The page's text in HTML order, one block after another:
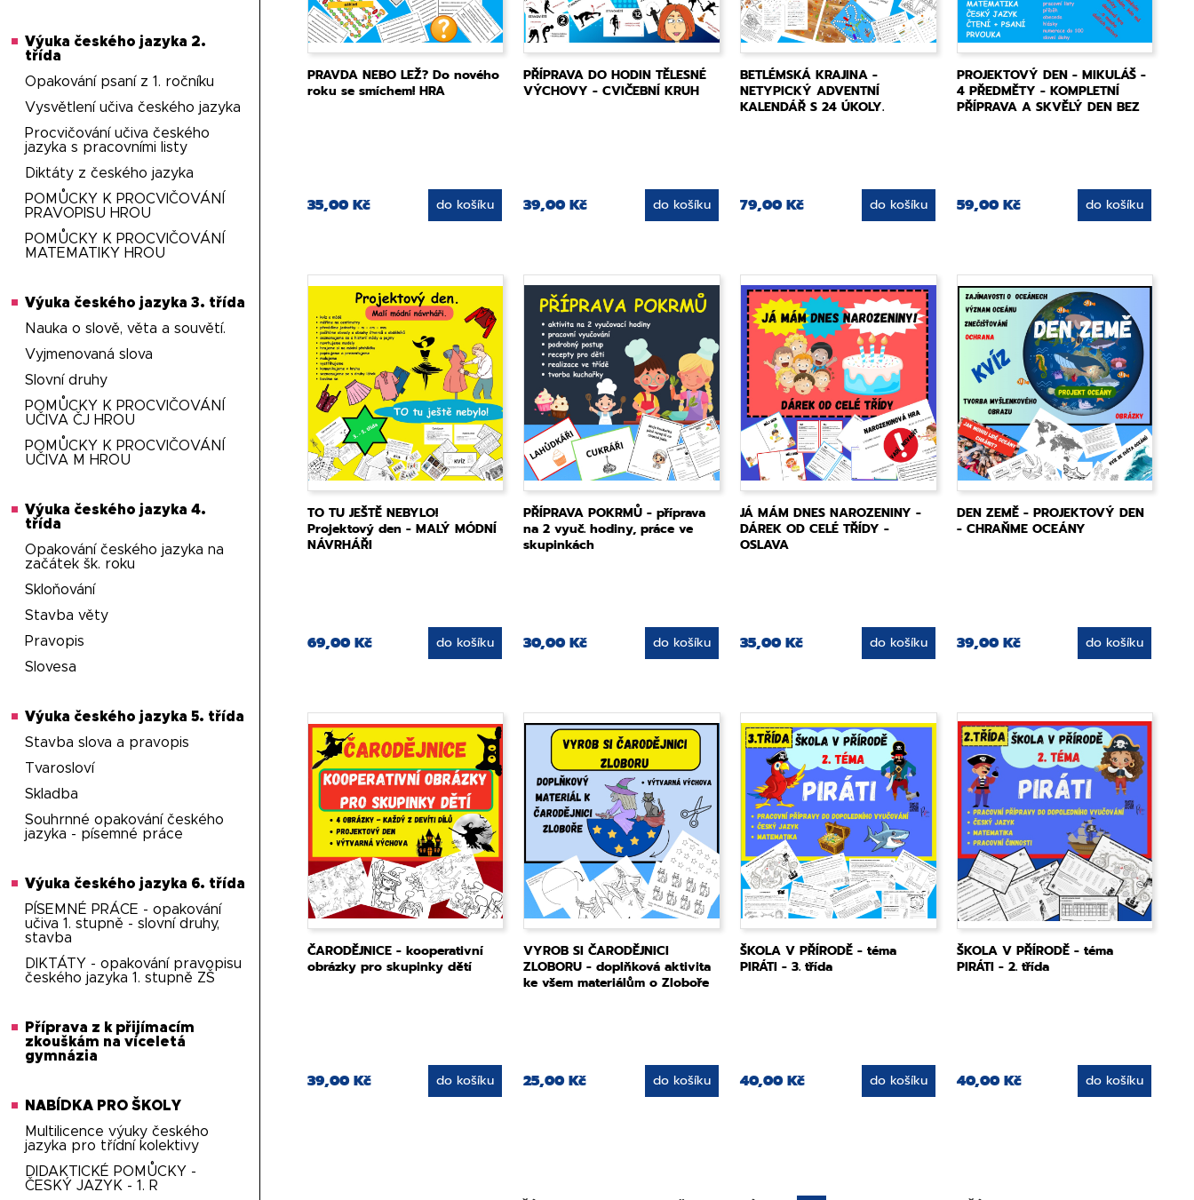
Výuka českého jazyka 2.
třída
Opakování psaní z 1. ročníku
Vysvětlení učiva českého jazyka
Procvičování učiva českého
jazyka s pracovními listy
Diktáty z českého jazyka
POMŮCKY K PROCVIČOVÁNÍ
PRAVOPISU HROU
POMŮCKY K PROCVIČOVÁNÍ
MATEMATIKY HROU
Výuka českého jazyka 3. třída
Nauka o slově, věta a souvětí.
Vyjmenovaná slova
Slovní druhy
POMŮCKY K PROCVIČOVÁNÍ
UČIVA ČJ HROU
POMŮCKY K PROCVIČOVÁNÍ
UČIVA M HROU
Výuka českého jazyka 4.
třída
Opakování českého jazyka na
začátek šk. roku
Skloňování
Stavba věty
Pravopis
Slovesa
Výuka českého jazyka 5. třída
Stavba slova a pravopis
Tvarosloví
Skladba
Souhrnné opakování českého
jazyka - písemné práce
Výuka českého jazyka 6. třída
PÍSEMNÉ PRÁCE - opakování
učiva 1. stupně - slovní druhy,
stavba
DIKTÁTY - opakování pravopisu
českého jazyka 1. stupně ZŠ
Příprava z k přijímacím
zkouškám na víceletá
gymnázia
NABÍDKA PRO ŠKOLY
Multilicence výuky českého
jazyka pro třídní kolektivy
DIDAKTICKÉ POMŮCKY -
ČESKÝ JAZYK - 1. R
PRAVDA NEBO LEŽ? Do nového
roku se smíchem! HRA
35,00 Kč do košíku
PŘÍPRAVA DO HODIN TĚLESNÉ
VÝCHOVY - CVIČEBNÍ KRUH
39,00 Kč do košíku
BETLÉMSKÁ KRAJINA -
NETYPICKÝ ADVENTNÍ
KALENDÁŘ S 24 ÚKOLY.
79,00 Kč do košíku
PROJEKTOVÝ DEN - MIKULÁŠ -
4 PŘEDMĚTY - KOMPLETNÍ
PŘÍPRAVA A SKVĚLÝ DEN BEZ
59,00 Kč do košíku
TO TU JEŠTĚ NEBYLO!
Projektový den - MALÝ MÓDNÍ
NÁVRHÁŘI
69,00 Kč do košíku
PŘÍPRAVA POKRMŮ - příprava
na 2 vyuč. hodiny, práce ve
skupinkách
30,00 Kč do košíku
JÁ MÁM DNES NAROZENINY -
DÁREK OD CELÉ TŘÍDY -
OSLAVA
35,00 Kč do košíku
DEN ZEMĚ - PROJEKTOVÝ DEN
- CHRAŇME OCEÁNY
39,00 Kč do košíku
ČARODĚJNICE - kooperativní
obrázky pro skupinky dětí
39,00 Kč do košíku
VYROB SI ČARODĚJNICI
ZLOBORU - doplňková aktivita
ke všem materiálům o Zloboře
25,00 Kč do košíku
ŠKOLA V PŘÍRODĚ - téma
PIRÁTI - 3. třída
40,00 Kč do košíku
ŠKOLA V PŘÍRODĚ - téma
PIRÁTI - 2. třída
40,00 Kč do košíku